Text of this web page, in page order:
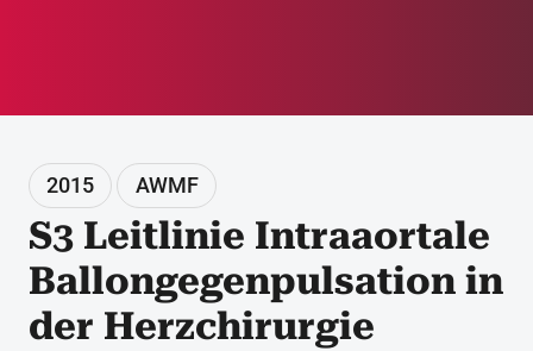
2015 AWMF
S3 Leitlinie Intraaortale
Ballongegenpulsation in
der Herzchirurgie